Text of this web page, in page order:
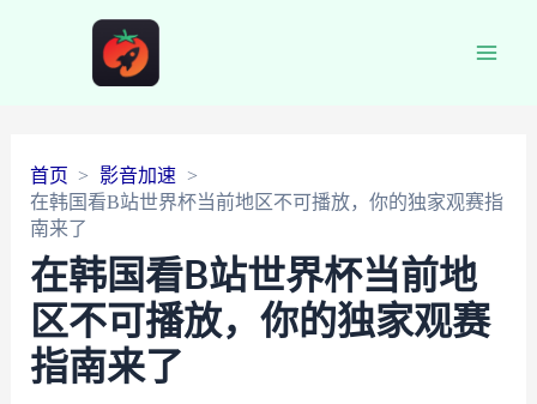
首页
影音加速
在韩国看B站世界杯当前地区不可播放，你的独家观赛指
南来了
在韩国看B站世界杯当前地
区不可播放，你的独家观赛
指南来了